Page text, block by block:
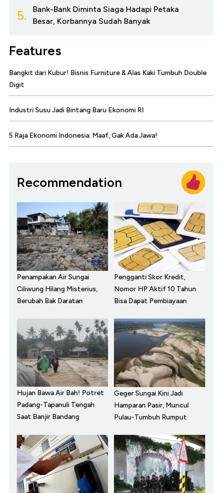
5.
Bank-Bank Diminta Siaga Hadapi Petaka
Besar, Korbannya Sudah Banyak
Features
Bangkit dari Kubur! Bisnis Furniture & Alas Kaki Tumbuh Double
Digit
Industri Susu Jadi Bintang Baru Ekonomi RI
5 Raja Ekonomi Indonesia: Maaf, Gak Ada Jawa!
Recommendation
Penampakan Air Sungai
Ciliwung Hilang Misterius,
Berubah Bak Daratan
Pengganti Skor Kredit,
Nomor HP Aktif 10 Tahun
Bisa Dapat Pembiayaan
Hujan Bawa Air Bah! Potret
Padang-Tapanuli Tengah
Saat Banjir Bandang
Geger Sungai Kini Jadi
Hamparan Pasir, Muncul
Pulau-Tumbuh Rumput